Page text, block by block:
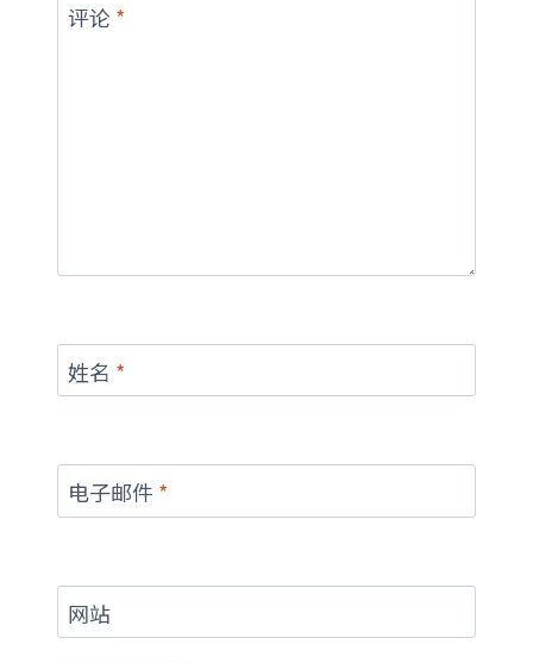
评论 *
姓名 *
电子邮件 *
网站